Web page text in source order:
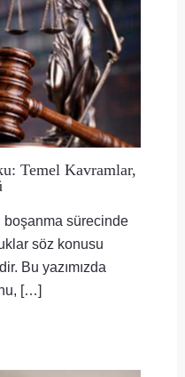
Temel Kavramlar,
boşanma sürecinde
söz konusu
Bu yazımızda
[…]